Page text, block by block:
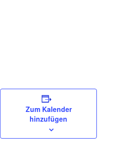
Zum Kalender
hinzufügen